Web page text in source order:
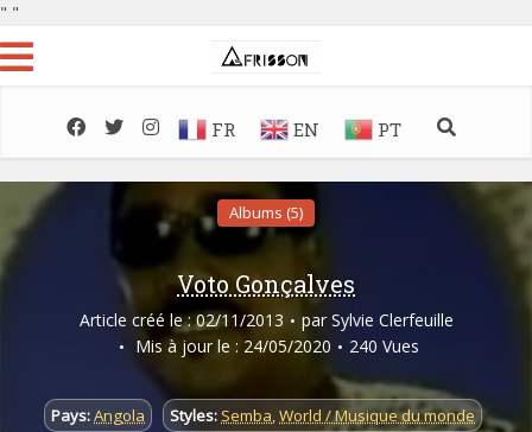
" "
FR EN PT
Albums (5)
Voto Gonçalves
Article créé le : 02/11/2013 par Sylvie Clerfeuille
Mis à jour le : 24/05/2020
240 Vues
Pays:Angola Styles: Semba,World / Musique du monde